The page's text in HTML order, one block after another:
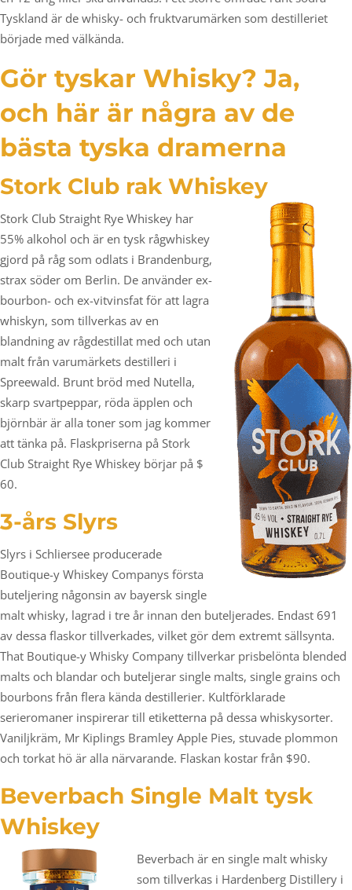
Tyskland är de whisky- och fruktvarumärken som destilleriet
började med välkända.
Gör tyskar Whisky? Ja,
och här är några av de
bästa tyska dramerna
Stork Club rak Whiskey
Stork Club Straight Rye Whiskey har
55% alkohol och är en tysk rågwhiskey
gjord på råg som odlats i Brandenburg,
strax söder om Berlin. De använder ex-
bourbon- och ex-vitvinsfat för att lagra
whiskyn, som tillverkas av en
blandning av rågdestillat med och utan
malt från varumärkets destilleri i
Spreewald. Brunt bröd med Nutella,
skarp svartpeppar, röda äpplen och
björnbär är alla toner som jag kommer
att tänka på. Flaskpriserna på Stork
Club Straight Rye Whiskey börjar på $
60.
3-års Slyrs
Slyrs i Schliersee producerade
Boutique-y Whiskey Companys första
buteljering någonsin av bayersk single
malt whisky, lagrad i tre år innan den buteljerades. Endast 691
av dessa flaskor tillverkades, vilket gör dem extremt sällsynta.
That Boutique-y Whisky Company tillverkar prisbelönta blended
malts och blandar och buteljerar single malts, single grains och
bourbons från flera kända destillerier. Kultförklarade
serieromaner inspirerar till etiketterna på dessa whiskysorter.
Vaniljkräm, Mr Kiplings Bramley Apple Pies, stuvade plommon
och torkat hö är alla närvarande. Flaskan kostar från $90.
Beverbach Single Malt tysk
Whiskey
Beverbach är en single malt whisky
som tillverkas i Hardenberg Distillery i